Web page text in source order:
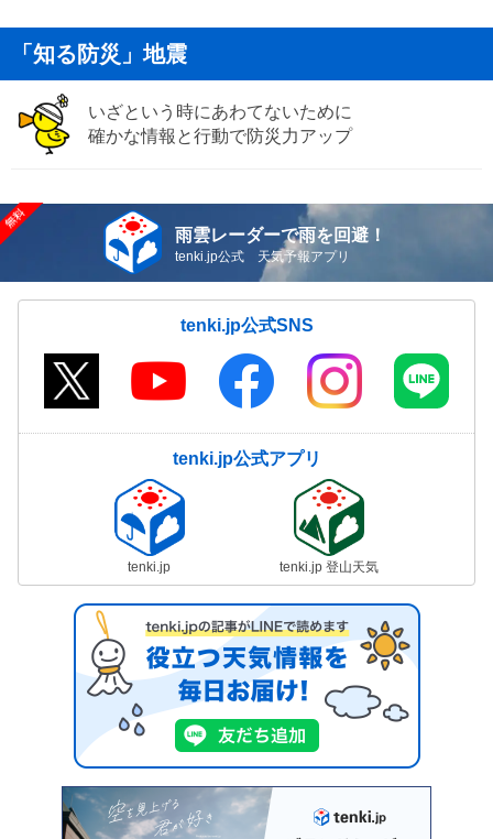
「知る防災」地震
いざという時にあわてないために
確かな情報と行動で防災力アップ
雨雲レーダーで雨を回避！
tenki.jp公式 天気予報アプリ
tenki.jp公式SNS
tenki.jp公式アプリ
tenki.jp tenki.jp 登山天気